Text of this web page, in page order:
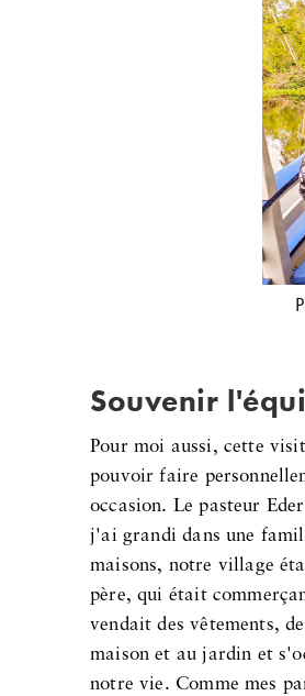
Souvenir
Pour moi aussi, cette
pouvoir faire
occasion. Le pasteur
j'ai grandi dans une
maisons, notre village
père, qui était
vendait des vêtements,
maison et au jardin et
notre vie. Comme mes